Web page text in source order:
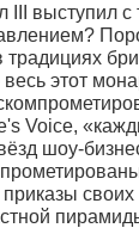
III выступил
традициях
этот
Voice,
шоу-